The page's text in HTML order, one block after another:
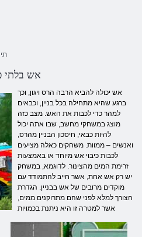
אש בלתי
אש יכולה להביא הרבה הרס ויגון, וכך
ברגע שהיא מתחילה בכל בניין, וכבאים
למהר כדי לכבות את האש. מצב כזה
מוצג במשחקי מחשב, שבו אתה יכול
להיות כבאי, חיסכון הבניין מהרס,
ואנשים – ממוות. משחקים כאלה מציעים
לכבות כיבוי אש מיוחד או באמצעות
זרימת המים מהצינור. לדוגמא, במשחק
יש רק אש אחת, אשר חייב להתמודד עם
מוקדים מרובים של אש בבניין. הגדרת
הצורך למלא לפני שהם מתרוקנים ממים,
אשר למטרה זו היא ניתנת בכמויות